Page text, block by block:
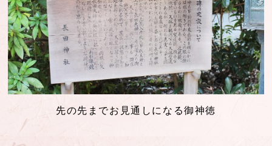
先の先までお見通しになる御神徳